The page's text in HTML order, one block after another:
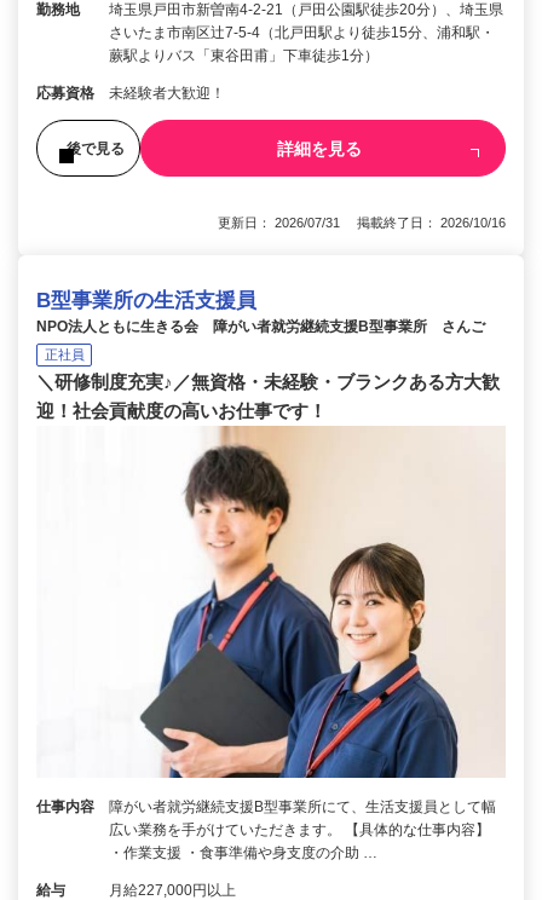
勤務地
埼玉県戸田市新曽南4-2-21（戸田公園駅徒歩20分）、埼玉県
さいたま市南区辻7-5-4（北戸田駅より徒歩15分、浦和駅・
蕨駅よりバス「東谷田甫」下車徒歩1分）
応募資格 未経験者大歓迎！
後で見る 詳細を見る
更新日： 2026/07/31 掲載終了日： 2026/10/16
B型事業所の生活支援員
NPO法人ともに生きる会 障がい者就労継続支援B型事業所 さんご
正社員
＼研修制度充実♪／無資格・未経験・ブランクある方大歓
迎！社会貢献度の高いお仕事です！
仕事内容
障がい者就労継続支援B型事業所にて、生活支援員として幅
広い業務を手がけていただきます。 【具体的な仕事内容】
・作業支援 ・食事準備や身支度の介助 …
給与 月給227,000円以上